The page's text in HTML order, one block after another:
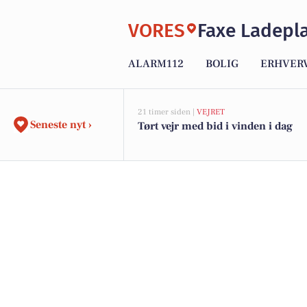
VORES Faxe
ALARM112 BOLIG
Seneste nyt ›
21 timer siden | VEJRET
Tørt vejr med bid i vinden i dag